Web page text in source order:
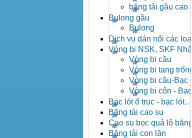
băng tải gầu cao
Bulong gầu
Bulong
Dịch vụ dán nối các loại
băng tải
Vòng bi NSK, SKF Nhật
Vòng bi cầu
Vòng bi tang
lựa
Vòng bi cầu-Bạc
cầu
Vòng bi côn - Bạc
đạn côn
Bạc lót ổ trục - bạc lót
nhông
Băng tải cao su
Cao su bọc quả lô băng
Băng tải con lăn